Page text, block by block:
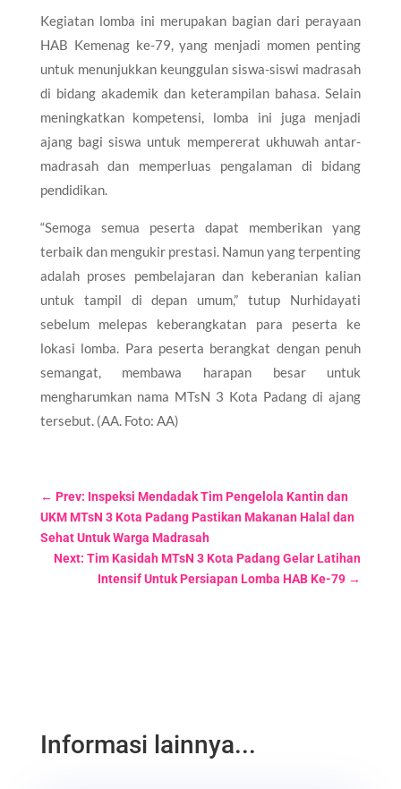
Kegiatan lomba ini merupakan bagian dari perayaan
HAB Kemenag ke-79, yang menjadi momen penting
untuk menunjukkan keunggulan siswa-siswi madrasah
di bidang akademik dan keterampilan bahasa. Selain
meningkatkan kompetensi, lomba ini juga menjadi
ajang bagi siswa untuk mempererat ukhuwah antar-
madrasah dan memperluas pengalaman di bidang
pendidikan.
“Semoga semua peserta dapat memberikan yang
terbaik dan mengukir prestasi. Namun yang terpenting
adalah proses pembelajaran dan keberanian kalian
untuk tampil di depan umum,” tutup Nurhidayati
sebelum melepas keberangkatan para peserta ke
lokasi lomba. Para peserta berangkat dengan penuh
semangat, membawa harapan besar untuk
mengharumkan nama MTsN 3 Kota Padang di ajang
tersebut. (AA. Foto: AA)
← Prev: Inspeksi Mendadak Tim Pengelola Kantin dan
UKM MTsN 3 Kota Padang Pastikan Makanan Halal dan
Sehat Untuk Warga Madrasah
Next: Tim Kasidah MTsN 3 Kota Padang Gelar Latihan
Intensif Untuk Persiapan Lomba HAB Ke-79 →
Informasi lainnya...